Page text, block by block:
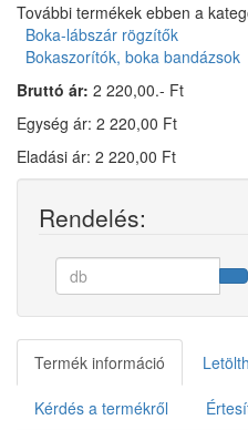
További termékek ebben a
Boka-lábszár rögzítők
Bokaszorítók, boka bandázsok
Bruttó ár: 2 220,00.- Ft
Egység ár: 2 220,00 Ft
Eladási ár: 2 220,00 Ft
Rendelés:
Termék információ
Kérdés a termékről